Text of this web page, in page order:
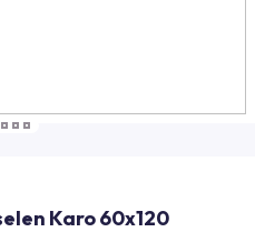
Karo 60x120